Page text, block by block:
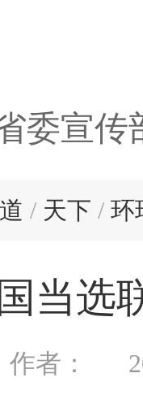
委宣传
/ 天下 / 环
当选
作者：